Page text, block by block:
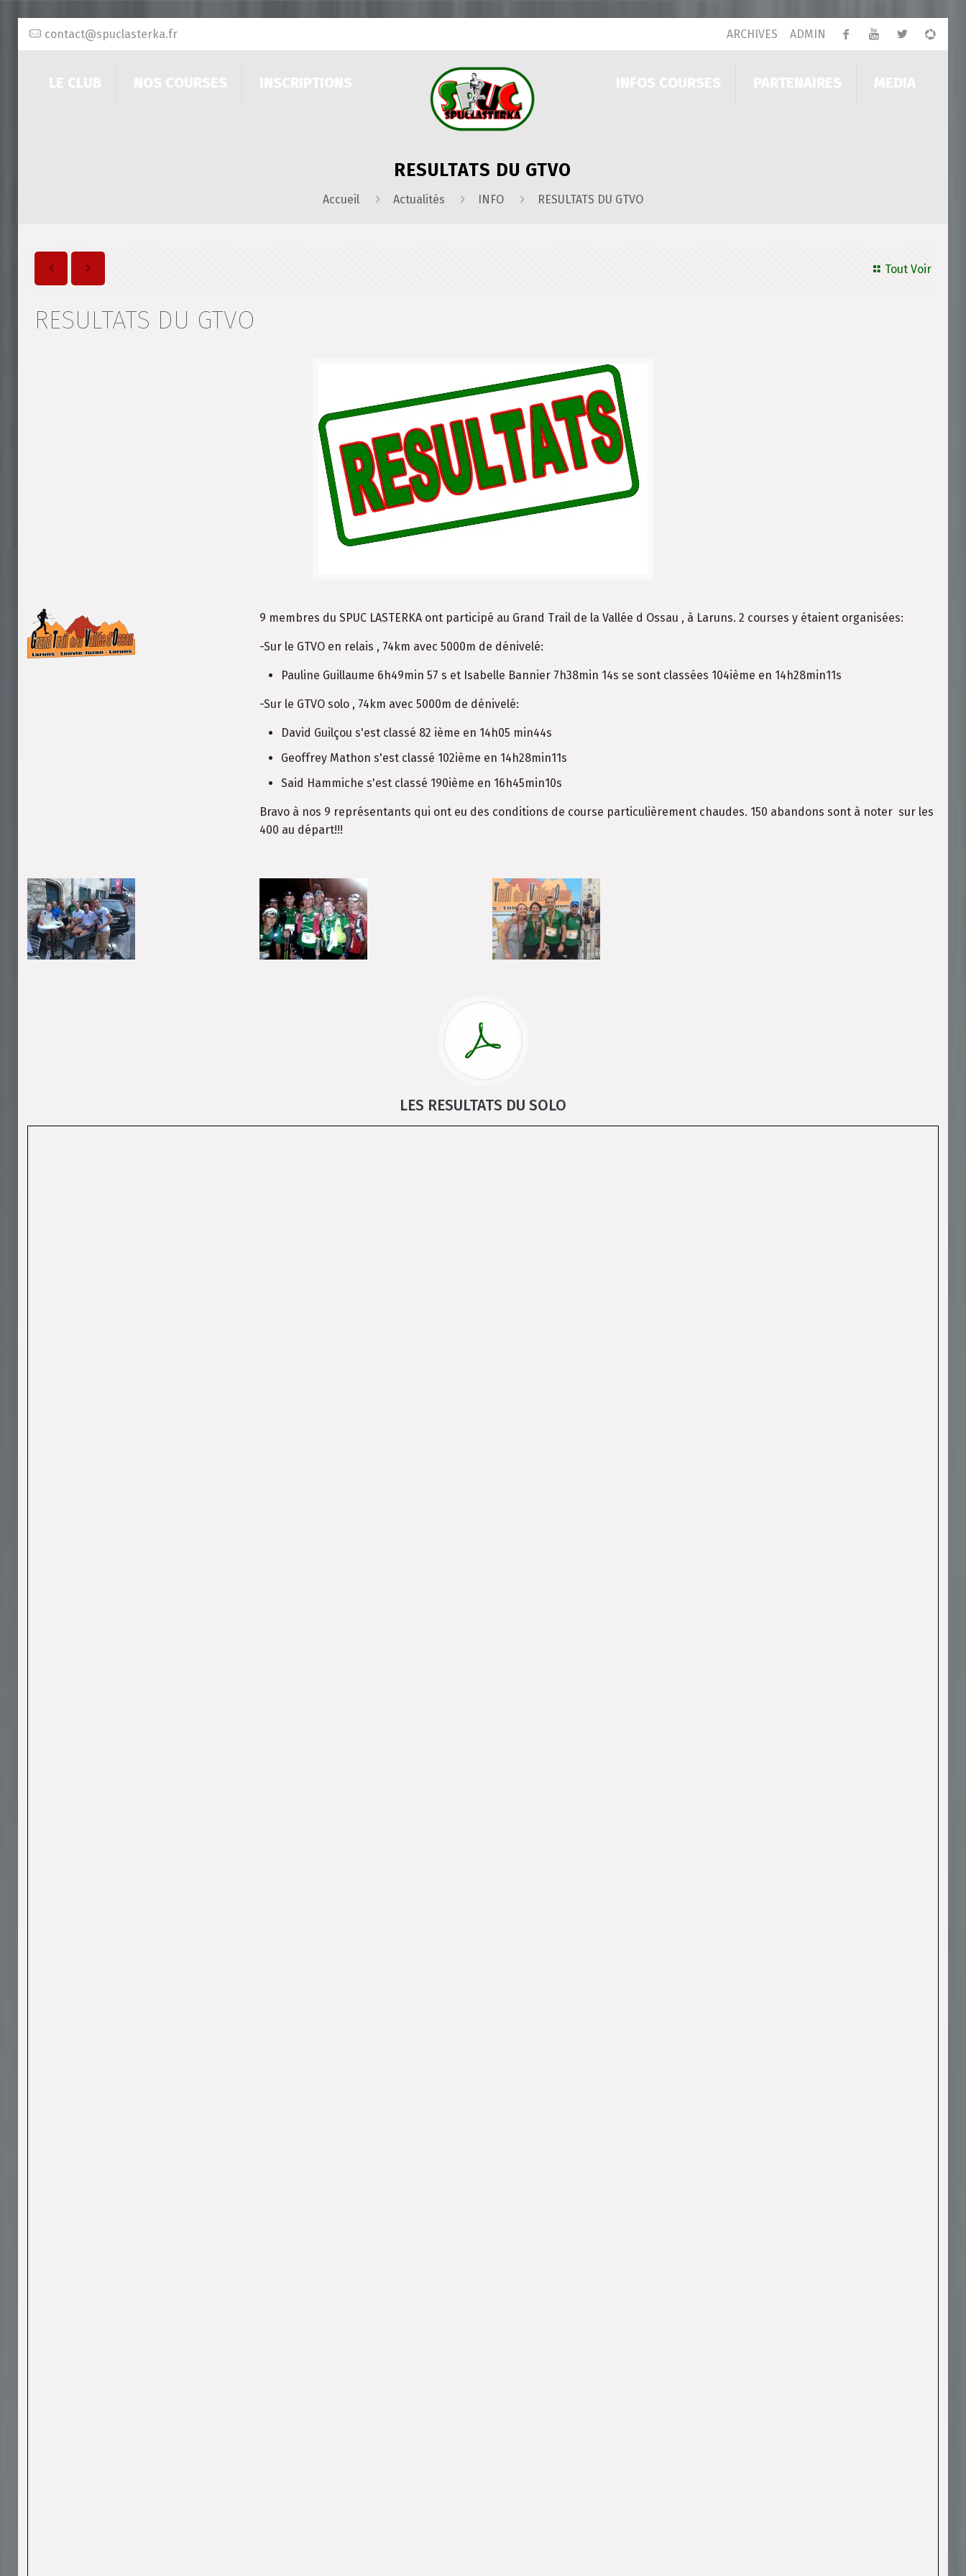
contact@spuclasterka.fr ARCHIVES ADMIN
LE CLUB NOS COURSES INSCRIPTIONS INFOS COURSES PARTENAIRES MEDIA
RESULTATS DU GTVO
Accueil Actualités INFO RESULTATS DU GTVO
Tout Voir
RESULTATS DU GTVO
9 membres du SPUC LASTERKA ont participé au Grand Trail de la Vallée d Ossau , à Laruns. 2 courses y étaient organisées:
-Sur le GTVO en relais , 74km avec 5000m de dénivelé:
Pauline Guillaume 6h49min 57 s et Isabelle Bannier 7h38min 14s se sont classées 104ième en 14h28min11s
-Sur le GTVO solo , 74km avec 5000m de dénivelé:
David Guilçou s'est classé 82 ième en 14h05 min44s
Geoffrey Mathon s'est classé 102ième en 14h28min11s
Said Hammiche s'est classé 190ième en 16h45min10s
Bravo à nos 9 représentants qui ont eu des conditions de course particulièrement chaudes. 150 abandons sont à noter sur les
400 au départ!!!
LES RESULTATS DU SOLO